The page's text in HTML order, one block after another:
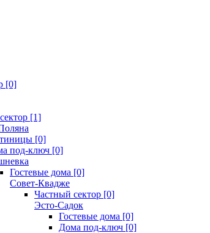
[0]
[1]
[0]
под-ключ [0]
Гостевые дома [0]
Совет-Квадже
Частный сектор [0]
Эсто-Садок
Гостевые дома [0]
Дома под-ключ [0]